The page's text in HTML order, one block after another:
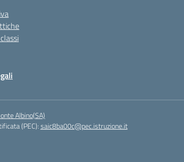
Albino(SA)
(PEC):saic8ba00c@pec.istruzione.it